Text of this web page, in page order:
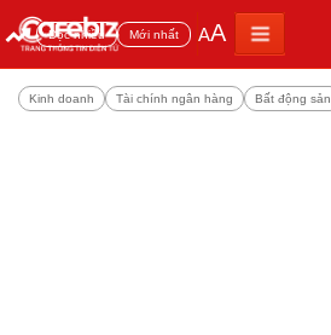
Đọc nhiều Mới nhất AA
Kinh doanh Tài chính ngân hàng Bất động sản